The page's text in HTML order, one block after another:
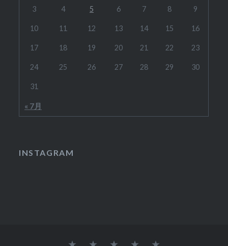
« 7月
3 4 5 6 7 8 9
10 11 12 13 14 15 16
17 18 19 20 21 22 23
24 25 26 27 28 29 30
31
INSTAGRAM